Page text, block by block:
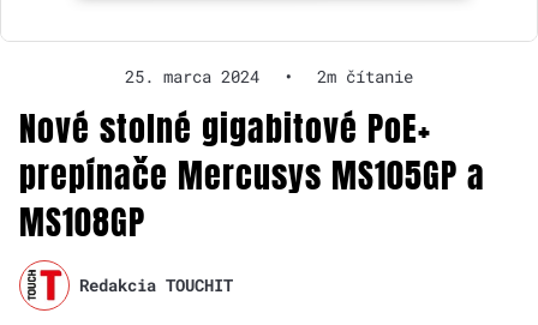
25. marca 2024 • 2m čítanie
Nové stolné gigabitové PoE+
prepínače Mercusys MS105GP a
MS108GP
Redakcia TOUCHIT